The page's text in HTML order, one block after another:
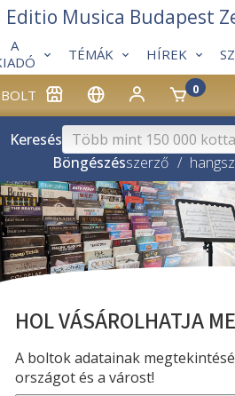
BOLT 0
A
TÉMÁK HÍREK
Editio Musica Budapest
Keresés
Böngészésszerző /
HOL VÁSÁROLHATJA
A boltok adatainak
országot és a várost!